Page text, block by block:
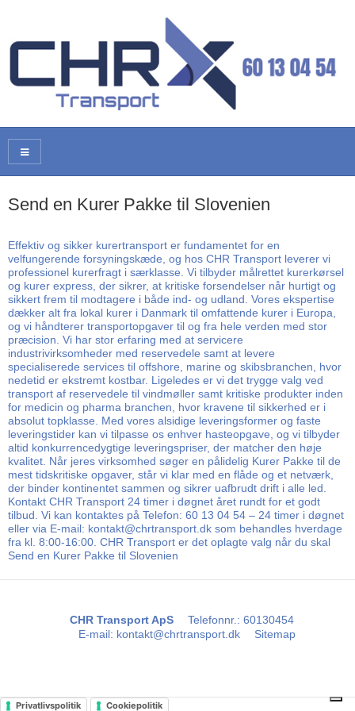
Send en Kurer Pakke til Slovenien
Effektiv og sikker kurertransport er fundamentet for en
velfungerende forsyningskæde, og hos CHR Transport leverer vi
professionel kurerfragt i særklasse. Vi tilbyder målrettet kurerkørsel
og kurer express, der sikrer, at kritiske forsendelser når hurtigt og
sikkert frem til modtagere i både ind- og udland. Vores ekspertise
dækker alt fra lokal kurer i Danmark til omfattende kurer i Europa,
og vi håndterer transportopgaver til og fra hele verden med stor
præcision. Vi har stor erfaring med at servicere
industrivirksomheder med reservedele samt at levere
specialiserede services til offshore, marine og skibsbranchen, hvor
nedetid er ekstremt kostbar. Ligeledes er vi det trygge valg ved
transport af reservedele til vindmøller samt kritiske produkter inden
for medicin og pharma branchen, hvor kravene til sikkerhed er i
absolut topklasse. Med vores alsidige leveringsformer og faste
leveringstider kan vi tilpasse os enhver hasteopgave, og vi tilbyder
altid konkurrencedygtige leveringspriser, der matcher den høje
kvalitet. Når jeres virksomhed søger en pålidelig Kurer Pakke til de
mest tidskritiske opgaver, står vi klar med en flåde og et netværk,
der binder kontinentet sammen og sikrer uafbrudt drift i alle led.
Kontakt CHR Transport 24 timer i døgnet året rundt for et godt
tilbud. Vi kan kontaktes på Telefon: 60 13 04 54 – 24 timer i døgnet
eller via E-mail: kontakt@chrtransport.dk som behandles hverdage
fra kl. 8:00-16:00. CHR Transport er det oplagte valg når du skal
Send en Kurer Pakke til Slovenien
CHR Transport ApS Telefonnr.: 60130454
E-mail: kontakt@chrtransport.dk Sitemap
Privatlivspolitik Cookiepolitik